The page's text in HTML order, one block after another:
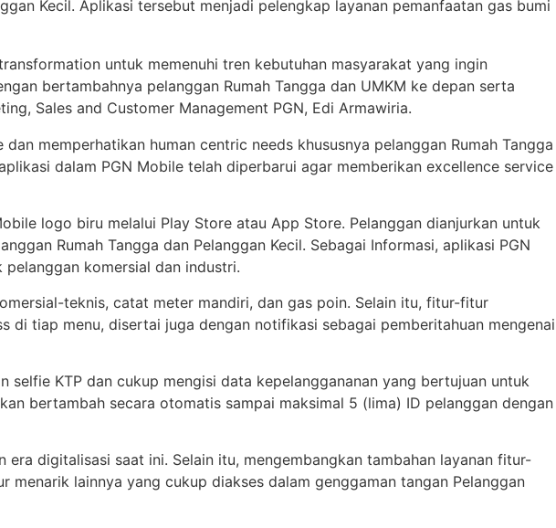
Kecil. Aplikasi tersebut menjadi pelengkap layanan pemanfaatan gas bumi
untuk memenuhi tren kebutuhan masyarakat yang ingin
bertambahnya pelanggan Rumah Tangga dan UMKM ke depan serta
Sales and Customer Management PGN, Edi Armawiria.
memperhatikan human centric needs khususnya pelanggan Rumah Tangga
dalam PGN Mobile telah diperbarui agar memberikan excellence service
logo biru melalui Play Store atau App Store. Pelanggan dianjurkan untuk
Rumah Tangga dan Pelanggan Kecil. Sebagai Informasi, aplikasi PGN
komersial dan industri.
teknis, catat meter mandiri, dan gas poin. Selain itu, fitur-fitur
tiap menu, disertai juga dengan notifikasi sebagai pemberitahuan mengenai
KTP dan cukup mengisi data kepelanggananan yang bertujuan untuk
bertambah secara otomatis sampai maksimal 5 (lima) ID pelanggan dengan
digitalisasi saat ini. Selain itu, mengembangkan tambahan layanan fitur-
lainnya yang cukup diakses dalam genggaman tangan Pelanggan